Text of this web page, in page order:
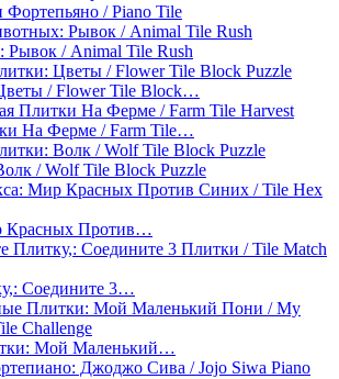
/ Piano Tile
/ Animal Tile Rush
/ Flower Tile Block…
На Ферме / Farm Tile…
/ Wolf Tile Block Puzzle
Красных Против…
Соедините 3…
Мой Маленький…